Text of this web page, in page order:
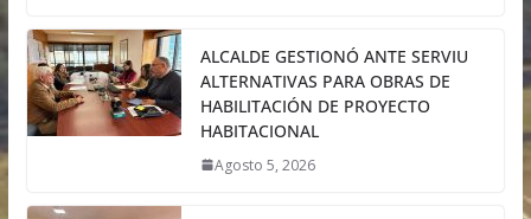
ALCALDE GESTIONÓ ANTE SERVIU
ALTERNATIVAS PARA OBRAS DE
HABILITACIÓN DE PROYECTO
HABITACIONAL
Agosto 5, 2026